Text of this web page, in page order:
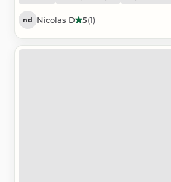
nd Nicolas D 5(1)